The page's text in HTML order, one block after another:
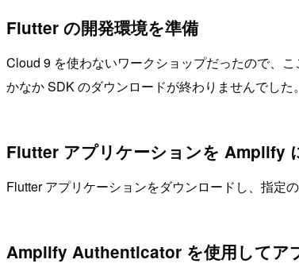
Flutter の開発環境を準備
Cloud 9 を使わないワークショップだったので、
かなか SDK のダウンロードが終わりませんでした。
Flutter アプリケーションを Amplify
Flutter アプリケーションをダウンロードし、指定
Amplify Authenticator を使用してア